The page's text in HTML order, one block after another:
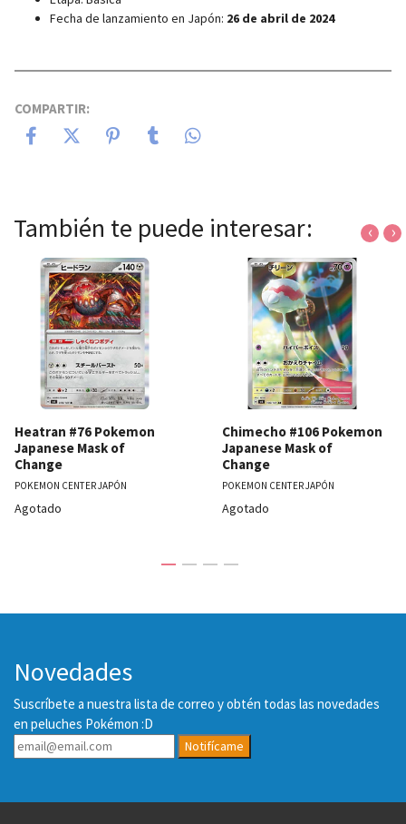
Fecha de lanzamiento en Japón: 26 de abril de 2024
COMPARTIR:
También te puede interesar:
Heatran #76 Pokemon
Japanese Mask of
Change
POKEMON CENTER JAPÓN
Agotado
Chimecho #106 Pokemon
Japanese Mask of
Change
POKEMON CENTER JAPÓN
Agotado
‹ ›
Novedades
Suscríbete a nuestra lista de correo y obtén todas las novedades
en peluches Pokémon :D
Notifícame